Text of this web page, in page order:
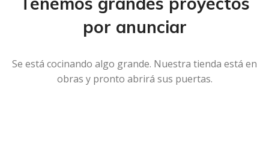
por anunciar
Se está cocinando algo grande. Nuestra tienda está en
obras y pronto abrirá sus puertas.